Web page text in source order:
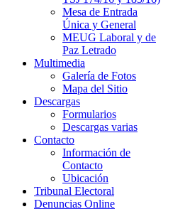
Mesa de Entrada
Única y General
MEUG Laboral y de
Paz Letrado
Multimedia
Galería de Fotos
Mapa del Sitio
Descargas
Formularios
Descargas varias
Contacto
Información de
Contacto
Ubicación
Tribunal Electoral
Denuncias Online